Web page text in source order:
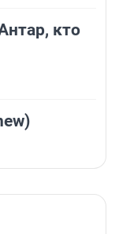
кто